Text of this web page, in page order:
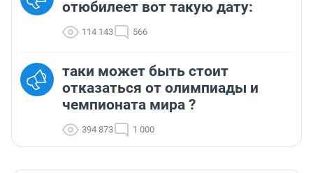
отюбилеет вот такую дату:
114 143 566
таки может быть стоит
отказаться от олимпиады и
чемпионата мира ?
394 873 1 000